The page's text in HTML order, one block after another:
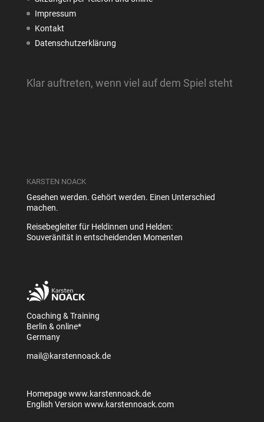
Impressum
Kontakt
Datenschutzerklärung
Klar auftreten, wenn viel auf dem Spiel steht
KARSTEN NOACK
Gesehen werden. Gehört werden. Einen Unterschied
machen.
Reisebegleiter für Heldinnen und Helden:
Souveränität in entscheidenden Momenten
Coaching & Training
Berlin & online*
Germany
mail@karstennoack.de
Homepagewww.karstennoack.de
English Version www.karstennoack.com